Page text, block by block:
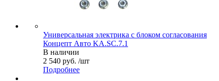
Универсальная электрика с блоком согласования
Концепт Авто KA.SC.7.1
В наличии
2 540 руб. /шт
Подробнее